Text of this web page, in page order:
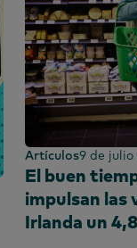
Artículos9 de julio
El buen
impulsan las
Irlanda un